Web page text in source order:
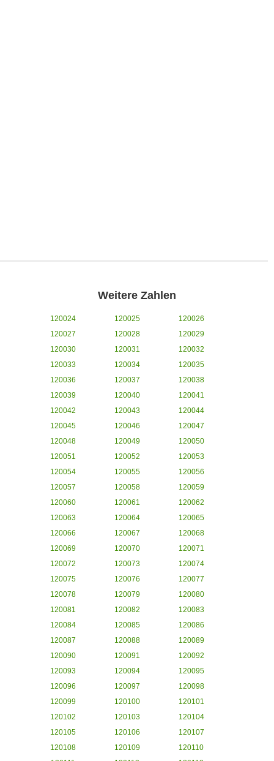
Weitere Zahlen
120024 120025
120026
120027
120028
120029
120030
120031
120032
120033
120034
120035
120036
120037
120038
120039
120040
120041
120042
120043
120044
120045
120046
120047
120048
120049
120050
120051
120052
120053
120054
120055
120056
120057
120058
120059
120060
120061
120062
120063
120064
120065
120066
120067
120068
120069
120070
120071
120072
120073
120074
120075
120076
120077
120078
120079
120080
120081
120082
120083
120084
120085
120086
120087
120088
120089
120090
120091
120092
120093
120094
120095
120096
120097
120098
120099
120100
120101
120102
120103
120104
120105
120106
120107
120108
120109
120110